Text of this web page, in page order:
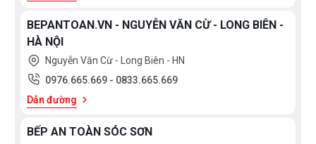
BEPANTOAN.VN - NGUYỄN VĂN CỪ - LONG BIÊN -
HÀ NỘI
Nguyễn Văn Cừ - Long Biên - HN
0976.665.669 - 0833.665.669
Dẫn đường
BẾP AN TOÀN SÓC SƠN